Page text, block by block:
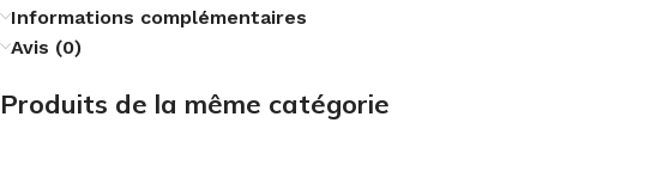
Informations complémentaires
Avis (0)
Produits de la même catégorie